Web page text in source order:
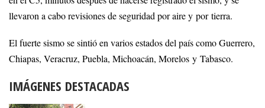
llevaron a cabo revisiones de seguridad por aire y por tierra.
El fuerte sismo se sintió en varios estados del país como Guerrero,
Chiapas, Veracruz, Puebla, Michoacán, Morelos y Tabasco.
IMÁGENES DESTACADAS